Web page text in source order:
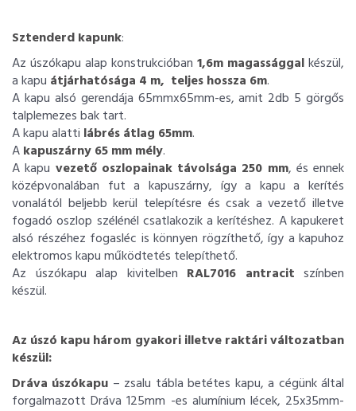
Sztenderd kapunk:
Az úszókapu alap konstrukcióban 1,6m magassággalkészül,
a kapu átjárhatósága 4 m, teljes hossza 6m.
A kapu alsó gerendája 65mmx65mm-es, amit 2db 5 görgős
talplemezes bak tart.
A kapu alatti lábrés átlag 65mm.
Akapuszárny 65 mm mély.
A kapu vezető oszlopainak távolsága 250 mm, és ennek
középvonalában fut a kapuszárny, így a kapu a kerítés
vonalától beljebb kerül telepítésre és csak a vezető illetve
fogadó oszlop szélénél csatlakozik a kerítéshez. A kapukeret
alsó részéhez fogasléc is könnyen rögzíthető, így a kapuhoz
elektromos kapu működtetés telepíthető.
Az úszókapu alap kivitelben RAL7016 antracit színben
készül.
Az úszó kapu három gyakori illetve raktári változatban
készül:
Dráva úszókapu – zsalu tábla betétes kapu, a cégünk által
forgalmazott Dráva 125mm -es alumínium lécek, 25x35mm-